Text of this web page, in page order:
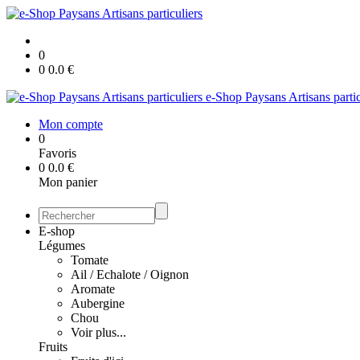
0
0 0.0 €
e-Shop Paysans Artisans
Mon compte
0
Favoris
0 0.0 €
Mon panier
E-shop
Légumes
Tomate
Ail / Echalote / Oignon
Aromate
Aubergine
Chou
Voir plus...
Fruits